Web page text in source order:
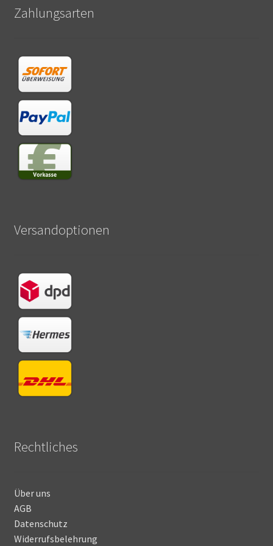
Zahlungsarten
Versandoptionen
Rechtliches
Über uns
AGB
Datenschutz
Widerrufsbelehrung